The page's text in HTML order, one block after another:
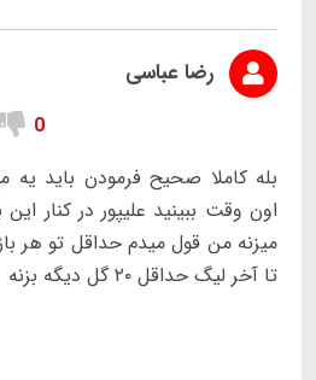
رضا عباسی
0
بله کاملا صحیح فرمودن باید
اون وقت ببینید علیپور در کنار
میزنه من قول میدم حداقل تو هر
تا آخر لیگ حداقل ۲۰ گل دیگه بزنه